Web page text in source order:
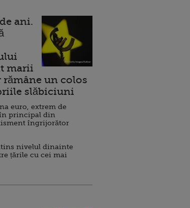
ani.
marii
un colos
slăbiciuni
euro, extrem de
principal din
îngrijorător
nivelul dinainte
țările cu cei mai